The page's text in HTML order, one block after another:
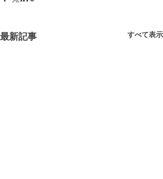
最新記事 すべて表示